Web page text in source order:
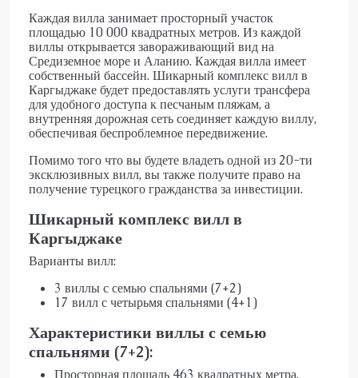
Каждая вилла занимает просторный участок
площадью 10 000 квадратных метров. Из каждой
виллы открывается завораживающий вид на
Средиземное море и Аланию. Каждая вилла имеет
собственный бассейн. Шикарный комплекс вилл в
Каргыджаке будет предоставлять услуги трансфера
для удобного доступа к песчаным пляжам, а
внутренняя дорожная сеть соединяет каждую виллу,
обеспечивая беспроблемное передвижение.
Помимо того что вы будете владеть одной из 20-ти
эксклюзивных вилл, вы также получите право на
получение турецкого гражданства за инвестиции.
Шикарный комплекс вилл в
Каргыджаке
Варианты вилл:
3 виллы с семью спальнями (7+2)
17 вилл с четырьмя спальнями (4+1)
Характеристики виллы с семью
спальнями (7+2):
Просторная площадь 463 квадратных метра.